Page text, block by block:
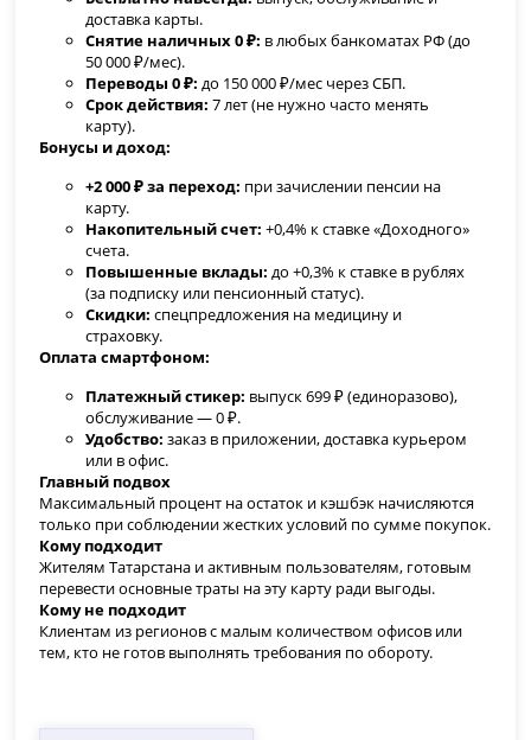
доставка карты.
Снятие наличных 0 ₽: в любых банкоматах РФ (до
50 000 ₽/мес).
Переводы 0 ₽: до 150 000 ₽/мес через СБП.
Срок действия: 7 лет (не нужно часто менять
карту).
Бонусы и доход:
+2 000 ₽ за переход: при зачислении пенсии на
карту.
Накопительный счет: +0,4% к ставке «Доходного»
счета.
Повышенные вклады: до +0,3% к ставке в рублях
(за подписку или пенсионный статус).
Скидки: спецпредложения на медицину и
страховку.
Оплата смартфоном:
Платежный стикер: выпуск 699 ₽ (единоразово),
обслуживание — 0 ₽.
Удобство: заказ в приложении, доставка курьером
или в офис.
Главный подвох
Максимальный процент на остаток и кэшбэк начисляются
только при соблюдении жестких условий по сумме покупок.
Кому подходит
Жителям Татарстана и активным пользователям, готовым
перевести основные траты на эту карту ради выгоды.
Кому не подходит
Клиентам из регионов с малым количеством офисов или
тем, кто не готов выполнять требования по обороту.